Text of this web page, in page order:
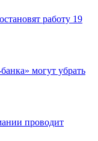
работу 19
могут убрать
проводит